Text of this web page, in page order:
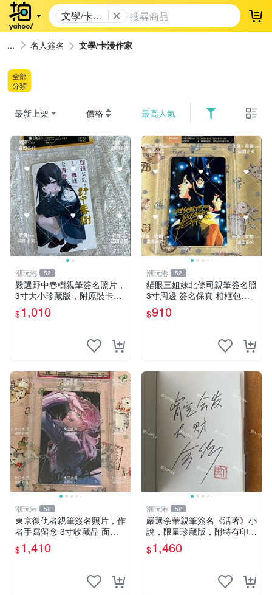
文學/卡漫
作家
登
名人簽名 文學/卡漫作家
全部
分類
最新上架 價格 最高人氣
潮玩港 52
嚴選野中春樹親筆簽名照片，
3寸大小珍藏版，附原裝卡
磚。青春探偵迷必收！ 青春
時代、探案主題 現場簽名照
$1,010
潮玩港 52
貓眼三姐妹北條司親筆簽名照
3寸周邊 簽名保真 相框包裝
貓眼三姐妹 北條司 周邊 貓眼
三姐妹 簽名照 包裝相框
$910
潮玩港 52
東京復仇者親筆簽名照片，作
者手寫留念 3寸收藏品 面簽
珍藏 東京裡ベンジャーズ 畫
家原創 約3x5.5cm 簽名版 國
$1,410
潮玩港 52
嚴選余華親筆簽名《活著》小
說，限量珍藏版，附特有印
章。 活著 小說 簽名書
$1,460